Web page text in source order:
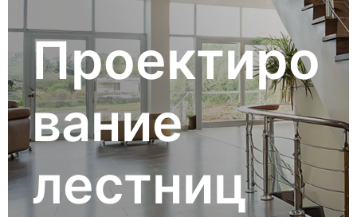
Проектиро
вание
лестниц